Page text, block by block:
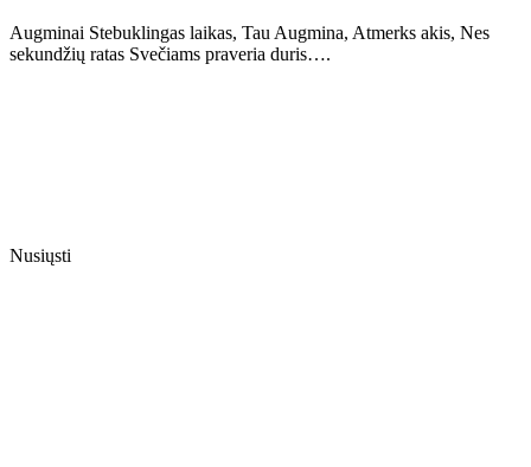
Augminai Stebuklingas laikas, Tau Augmina, Atmerks akis, Nes
sekundžių ratas Svečiams praveria duris….
Nusiųsti